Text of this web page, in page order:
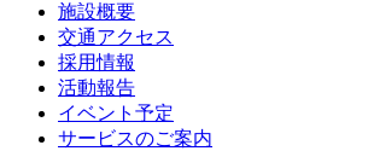
施設概要
交通アクセス
採用情報
活動報告
イベント予定
サービスのご案内